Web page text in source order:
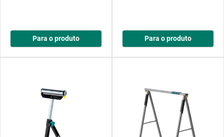
Para o produto Para o produto